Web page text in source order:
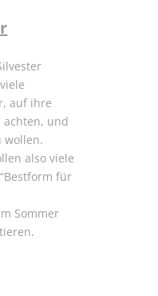
auf ihre
achten, und
wollen.
also viele
für
Sommer